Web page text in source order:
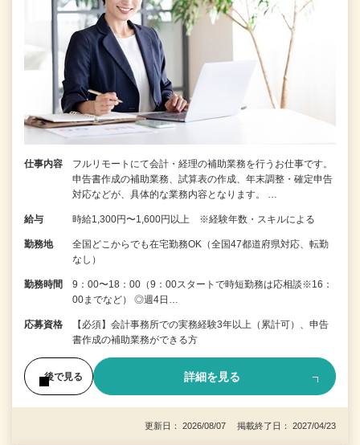
仕事内容
フルリモートにて会計・経理の補助業務を行うお仕事です。
申告書作成の補助業務、試算表の作成、年末調整・確定申告
対応などが、具体的な業務内容となります。 …
給与 時給1,300円〜1,600円以上 ※経験年数・スキルによる
勤務地
全国どこからでも在宅勤務OK（全国47都道府県対応、転勤
なし）
勤務時間
9：00〜18：00（9：00スタートで時短勤務は応相談※16：
00までなど） ◎週4日…
応募資格
【必須】会計事務所での実務経験3年以上（累計可）、申告
書作成の補助業務ができる方
後で見る 詳細を見る
更新日： 2026/08/07 掲載終了日： 2027/04/23